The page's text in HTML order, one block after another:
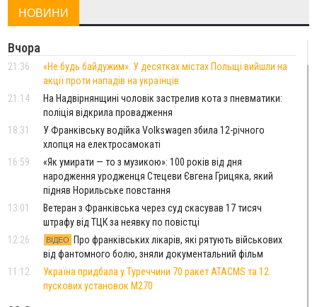
НОВИНИ
Вчора
21:36
«Не будь байдужим». У десятках містах Польщі вийшли на
акції проти нападів на українців
21:14
На Надвірнянщині чоловік застрелив кота з пневматики:
поліція відкрила провадження
18:31
У Франківську водійка Volkswagen збила 12-річного
хлопця на електросамокаті
16:59
«Як умирати — то з музикою»: 100 років від дня
народження уродженця Стецеви Євгена Грицяка, який
підняв Норильське повстання
13:01
Ветеран з Франківська через суд скасував 17 тисяч
штрафу від ТЦК за неявку по повістці
12:26
ВІДЕО
Про франківських лікарів, які рятують військових
від фантомного болю, зняли документальний фільм
11:12
Україна придбала у Туреччини 70 ракет ATACMS та 12
пускових установок M270